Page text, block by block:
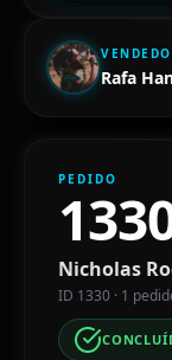
Rafa
PEDIDO
Nicholas
ID 1330 · 1